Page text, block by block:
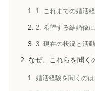
1. これまでの婚活
2. 希望する結婚像
3. 現在の状況と活
なぜ、これらを聞く
婚活経験を聞くの